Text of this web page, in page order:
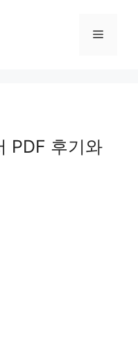
Menu
PDF 후기와